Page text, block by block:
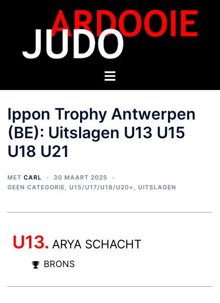
Ippon Trophy Antwerpen
(BE): Uitslagen U13 U15
U18 U21
MET CARL
30 MAART 2025
GEEN CATEGORIE, U15/U17/U18/U20+ , UITSLAGEN
U13. ARYA SCHACHT
BRONS